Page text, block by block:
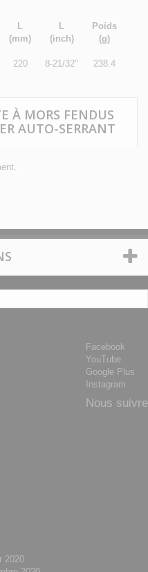
L
(mm)
L
(inch)
Poids
(g)
220 8-21/32" 238.4
À MORS FENDUS
AUTO-SERRANT
Facebook
YouTube
Google Plus
Instagram
Nous suivre
2020